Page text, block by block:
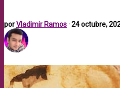
porVladimir Ramos·24 octubre,